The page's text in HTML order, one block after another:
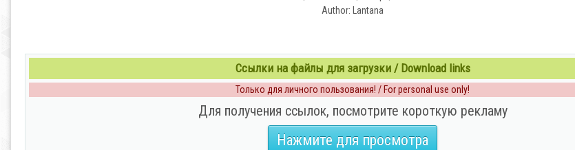
Author: Lantana
Ссылки на файлы для загрузки / Download links
Только для личного пользования! / For personal use only!
Для получения ссылок, посмотрите короткую рекламу
Нажмите для просмотра